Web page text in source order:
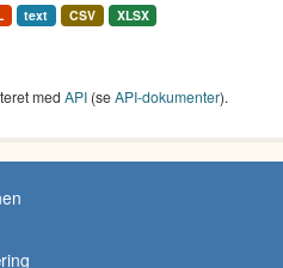
text CSV XLSX
med API (seAPI-dokumenter).